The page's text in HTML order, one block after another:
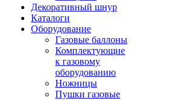
Декоративный шнур
Каталоги
Оборудование
Газовые баллоны
Комплектующие
к газовому
оборудованию
Ножницы
Пушки газовые